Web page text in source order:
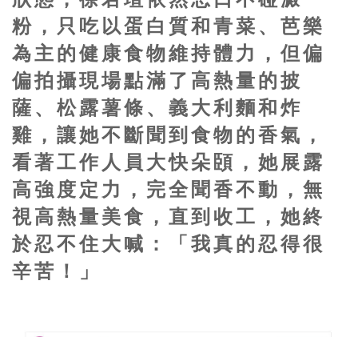
粉，只吃以蛋白質和青菜、芭樂
為主的健康食物維持體力，但偏
偏拍攝現場點滿了高熱量的披
薩、松露薯條、義大利麵和炸
雞，讓她不斷聞到食物的香氣，
看著工作人員大快朵頣，她展露
高強度定力，完全聞香不動，無
視高熱量美食，直到收工，她終
於忍不住大喊：「我真的忍得很
辛苦！」